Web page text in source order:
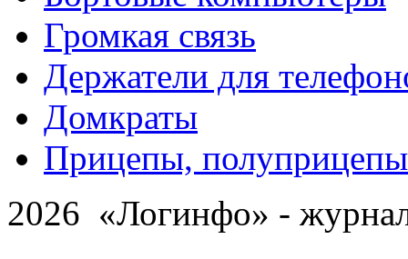
Громкая связь
Держатели для
Домкраты
Прицепы, полуприцепы
2026 «Логинфо» -